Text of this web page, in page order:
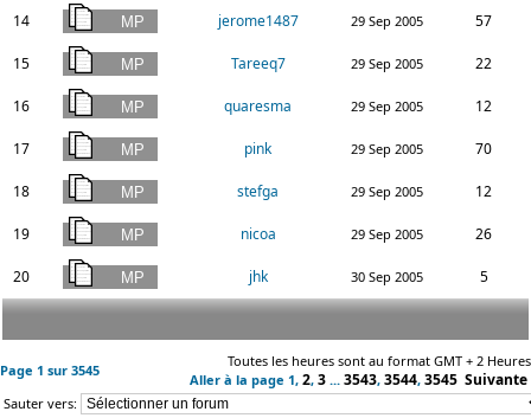
14 jerome1487 29 Sep 2005 57
15 Tareeq7 29 Sep 2005 22
16 quaresma 29 Sep 2005 12
17 pink 29 Sep 2005 70
18 stefga 29 Sep 2005 12
19 nicoa 29 Sep 2005 26
20 jhk 30 Sep 2005 5
Page 1 sur 3545
Toutes les heures sont au format GMT + 2 Heures
Aller à la page 1, 2, 3 ... 3543, 3544, 3545 Suivante
Sauter vers: